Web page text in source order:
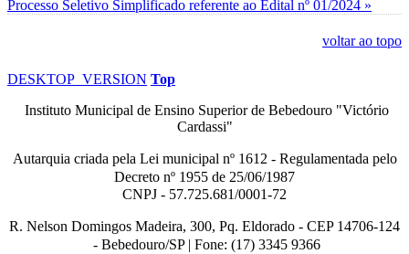
Processo Seletivo Simplificado referente ao Edital nº 01/2024 »
voltar ao topo
DESKTOP_VERSION Top
Instituto Municipal de Ensino Superior de Bebedouro "Victório
Cardassi"
Autarquia criada pela Lei municipal nº1612 - Regulamentada pelo
Decreto nº 1955 de 25/06/1987
CNPJ - 57.725.681/0001-72
R. Nelson Domingos Madeira, 300, Pq. Eldorado - CEP 14706-124
- Bebedouro/SP | Fone: (17) 3345 9366